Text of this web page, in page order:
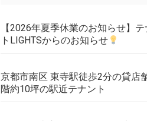
【2026年夏季休業のお知らせ】テ
トLIGHTSからのお知らせ
京都市南区 東寺駅徒歩2分の貸店
階約10坪の駅近テナント